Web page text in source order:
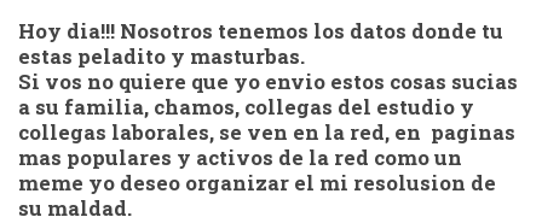
Hoy dia!!! Nosotros tenemos los datos donde tu
estas peladito y masturbas.
Si vos no quiere que yo envio estos cosas sucias
a su familia, chamos, collegas del estudio y
collegas laborales, se ven en la red, en paginas
mas populares y activos de la red como un
meme yo deseo organizar el mi resolusion de
su maldad.